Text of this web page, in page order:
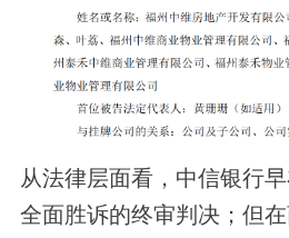
从法律层面看，中信银行
全面胜诉的终审判决；但